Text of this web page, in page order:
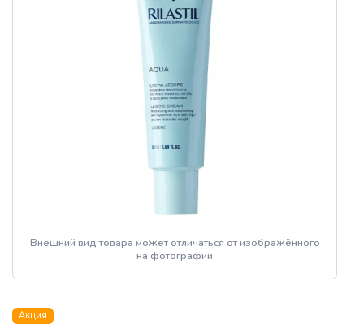
Внешний вид товара может отличаться от изображённого
на фотографии
Акция